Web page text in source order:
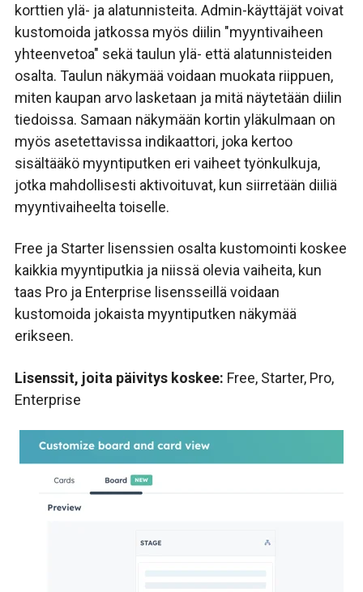
korttien ylä- ja alatunnisteita. Admin-käyttäjät voivat
kustomoida jatkossa myös diilin "myyntivaiheen
yhteenvetoa" sekä taulun ylä- että alatunnisteiden
osalta. Taulun näkymää voidaan muokata riippuen,
miten kaupan arvo lasketaan ja mitä näytetään diilin
tiedoissa. Samaan näkymään kortin yläkulmaan on
myös asetettavissa indikaattori, joka kertoo
sisältääkö myyntiputken eri vaiheet työnkulkuja,
jotka mahdollisesti aktivoituvat, kun siirretään diiliä
myyntivaiheelta toiselle.
Free ja Starter lisenssien osalta kustomointi koskee
kaikkia myyntiputkia ja niissä olevia vaiheita, kun
taas Pro ja Enterprise lisensseillä voidaan
kustomoida jokaista myyntiputken näkymää
erikseen.
Lisenssit, joita päivitys koskee: Free, Starter, Pro,
Enterprise